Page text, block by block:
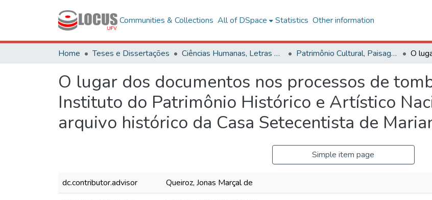
Communities & Collections All of DSpace Statistics Other information
Home Teses e Dissertações Ciências Humanas, Letras e Artes Patrimônio Cultural, Paisagens e Cidadania
O lugar dos documentos nos processos de
Instituto do Patrimônio Histórico e Artístico
arquivo histórico da Casa Setecentista de
Simple item page
dc.contributor.advisor
Queiroz, Jonas Marçal de